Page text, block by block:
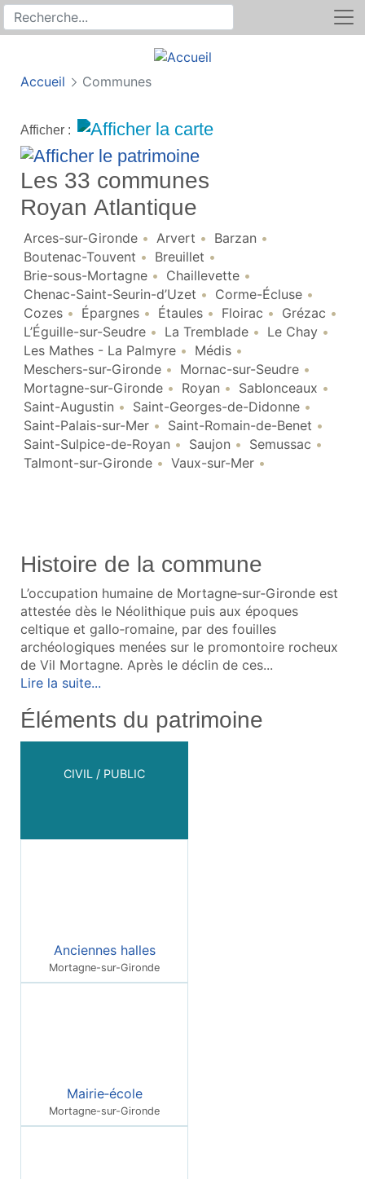
Recherche sur le site
Rechercher
Accueil Communes
Afficher :
Les 33 communes
Royan Atlantique
Arces-sur-Gironde Arvert
Barzan
Boutenac-Touvent
Breuillet
Brie-sous-Mortagne
Chaillevette
Chenac-Saint-Seurin-d’Uzet
Corme-Écluse
Cozes
Épargnes Étaules Floirac
Grézac
L’Éguille-sur-Seudre
La Tremblade
Le Chay
Les Mathes - La Palmyre
Médis
Meschers-sur-Gironde
Mornac-sur-Seudre
Mortagne-sur-Gironde
Royan
Sablonceaux
Saint-Augustin
Saint-Georges-de-Didonne
Saint-Palais-sur-Mer
Saint-Romain-de-Benet
Saint-Sulpice-de-Royan
Saujon
Semussac
Talmont-sur-Gironde
Vaux-sur-Mer
Histoire de la commune
L’occupation humaine de Mortagne‑sur‑Gironde est
attestée dès le Néolithique puis aux époques
celtique et gallo‑romaine, par des fouilles
archéologiques menées sur le promontoire rocheux
de Vil Mortagne. Après le déclin de ces...
Lire la suite...
Éléments du patrimoine
CIVIL / PUBLIC
Anciennes halles
Mortagne-sur-Gironde
Mairie‑école
Mortagne-sur-Gironde